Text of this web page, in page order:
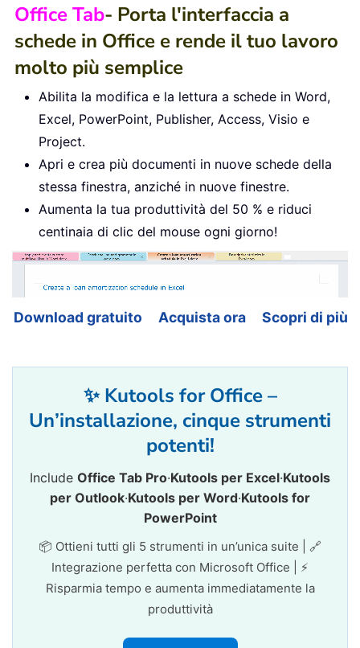
Office Tab- Porta l'interfaccia a
schede in Office e rende il tuo lavoro
molto più semplice
Abilita la modifica e la lettura a schede in Word,
Excel, PowerPoint, Publisher, Access, Visio e
Project.
Apri e crea più documenti in nuove schede della
stessa finestra, anziché in nuove finestre.
Aumenta la tua produttività del 50 % e riduci
centinaia di clic del mouse ogni giorno!
Download gratuito Acquista ora Scopri di più
✨ Kutools for Office –
Un’installazione, cinque strumenti
potenti!
Include Office Tab Pro·Kutools per Excel·Kutools
per Outlook·Kutools per Word·Kutools for
PowerPoint
📦 Ottieni tutti gli 5 strumenti in un’unica suite | 🔗
Integrazione perfetta con Microsoft Office | ⚡
Risparmia tempo e aumenta immediatamente la
produttività